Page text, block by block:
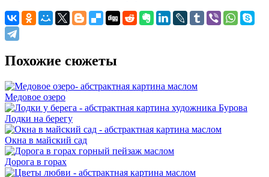
Похожие сюжеты
Медовое озеро
Лодки на берегу
Окна в майский сад
Дорога в горах